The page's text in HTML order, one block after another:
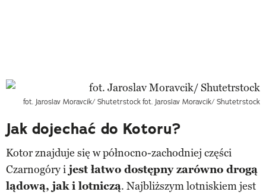
fot. Jaroslav Moravcik/ Shutetrstock fot. Jaroslav Moravcik/ Shutetrstock
Jak dojechać do Kotoru?
Kotor znajduje się w północno-zachodniej części
Czarnogóry i jest łatwo dostępny zarówno drogą
lądową, jak i lotniczą. Najbliższym lotniskiem jest